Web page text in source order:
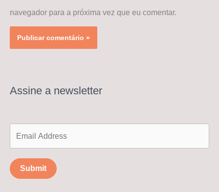
navegador para a próxima vez que eu comentar.
Assine a newsletter
Submit